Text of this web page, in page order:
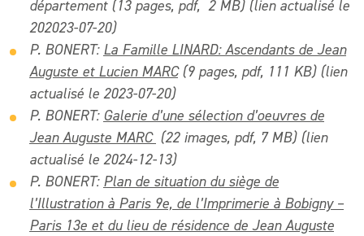
département (13 pages, pdf, 2 MB) (lien actualisé le
202023-07-20)
P. BONERT: La Famille LINARD: Ascendants de Jean
Auguste et Lucien MARC(9 pages, pdf, 111 KB) (lien
actualisé le 2023-07-20)
P. BONERT: Galerie d’une sélection d’oeuvres de
Jean Auguste MARC (22 images, pdf, 7 MB) (lien
actualisé le 2024-12-13)
P. BONERT: Plan de situation du siège de
l’Illustration à Paris9e, de l’Imprimerie à Bobigny –
Paris 13e et du lieu de résidence de Jean Auguste